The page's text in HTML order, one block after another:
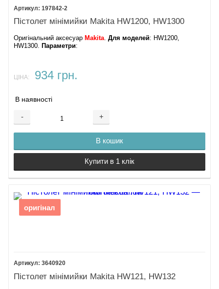
197842-2
Пістолет мінімийки Makita HW1200, HW1300
Оригінальний аксесуар Makita.Для моделей: HW1200,
HW1300. Параметри:
ЦІНА: 934 грн.
В наявності
- +
В кошик
Купити в 1 клік
оригінал
3640920
Пістолет мінімийки Makita HW121, HW132